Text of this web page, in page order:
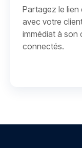
Partagez le lien
avec votre
immédiat à son
connectés.